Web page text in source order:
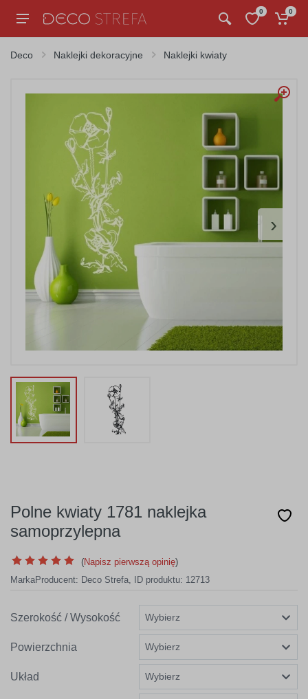
0 0
Deco Naklejki dekoracyjne Naklejki kwiaty
›
Polne kwiaty 1781 naklejka
samoprzylepna
(Napisz pierwszą opinię)
MarkaProducent: Deco Strefa, ID produktu: 12713
Szerokość / Wysokość
Powierzchnia
Układ